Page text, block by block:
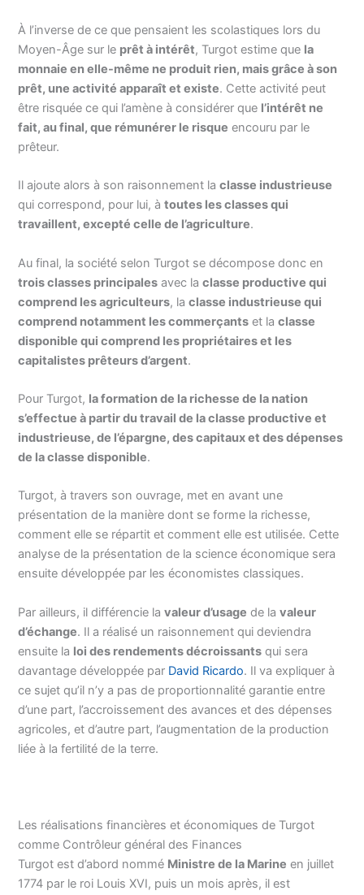
À l’inverse de ce que pensaient les scolastiques lors du
Moyen-Âge sur le prêt à intérêt, Turgot estime que la
monnaie en elle-même ne produit rien, mais grâce à son
prêt, une activité apparaît et existe. Cette activité peut
être risquée ce qui l’amène à considérer que l’intérêt ne
fait, au final, que rémunérer le risque encouru par le
prêteur.
Il ajoute alors à son raisonnement laclasse industrieuse
qui correspond, pour lui, àtoutes les classes qui
travaillent, excepté celle de l’agriculture.
Au final, la société selon Turgot se décompose donc en
trois classes principales avec laclasse productive qui
comprend les agriculteurs, laclasse industrieuse qui
comprend notamment les commerçants et laclasse
disponible qui comprend les propriétaires et les
capitalistes prêteurs d’argent.
Pour Turgot, la formation de la richesse de la nation
s’effectue à partir du travail de la classe productive et
industrieuse, de l’épargne, des capitaux et des dépenses
de la classe disponible.
Turgot, à travers son ouvrage, met en avant une
présentation de la manière dont se forme la richesse,
comment elle se répartit et comment elle est utilisée. Cette
analyse de la présentation de la science économique sera
ensuite développée par les économistes classiques.
Par ailleurs, il différencie lavaleur d’usage de lavaleur
d’échange. Il a réalisé un raisonnement qui deviendra
ensuite la loi des rendements décroissants qui sera
davantage développée par David Ricardo. Il va expliquer à
ce sujet qu’il n’y a pas de proportionnalité garantie entre
d’une part, l’accroissement des avances et des dépenses
agricoles, et d’autre part, l’augmentation de la production
liée à la fertilité de la terre.
Les réalisations financières et économiques de Turgot
comme Contrôleur général des Finances
Turgot est d’abord nommé Ministre de la Marine en juillet
1774 par le roi Louis XVI, puis un mois après, il est